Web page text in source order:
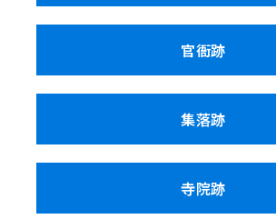
官衙跡
集落跡
寺院跡